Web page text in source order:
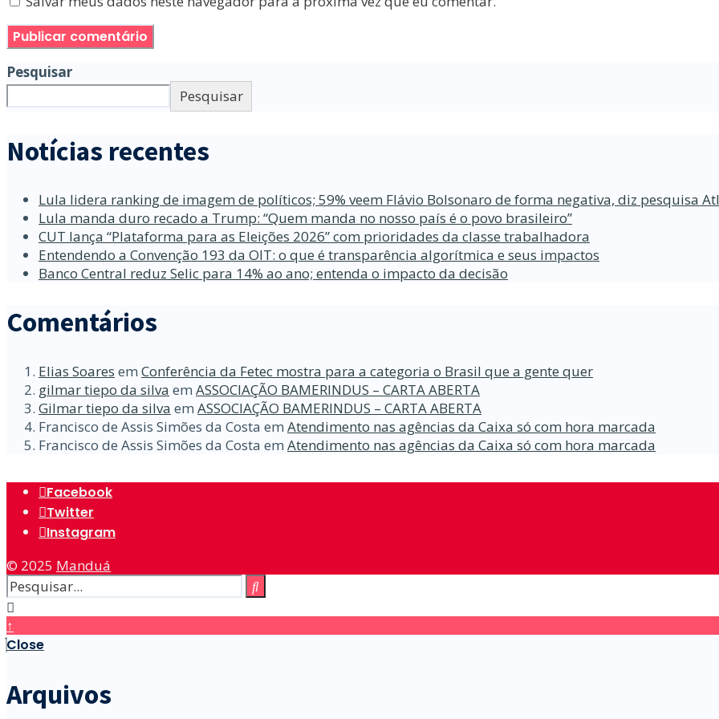
Pesquisar
Pesquisar
Notícias recentes
Lula lidera ranking de imagem de políticos; 59% veem Flávio Bolsonaro de forma negativa, diz pesquisa
Lula manda duro recado a Trump: “Quem manda no nosso país é o povo brasileiro”
CUT lança “Plataforma para as Eleições 2026” com prioridades da classe trabalhadora
Entendendo a Convenção 193 da OIT: o que é transparência algorítmica e seus impactos
Banco Central reduz Selic para 14% ao ano; entenda o impacto da decisão
Comentários
Elias Soares em Conferência da Fetec mostra para a categoria o Brasil que a gente quer
gilmar tiepo da silva em ASSOCIAÇÃO BAMERINDUS – CARTA ABERTA
Gilmar tiepo da silva em ASSOCIAÇÃO BAMERINDUS – CARTA ABERTA
Francisco de Assis Simões da Costa em Atendimento nas agências da Caixa só com hora marcada
Francisco de Assis Simões da Costa em Atendimento nas agências da Caixa só com hora marcada
Facebook
Twitter
Instagram
© 2025 Manduá
↑
Close
Arquivos